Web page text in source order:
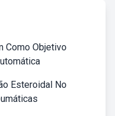
Como Objetivo
Esteroidal No